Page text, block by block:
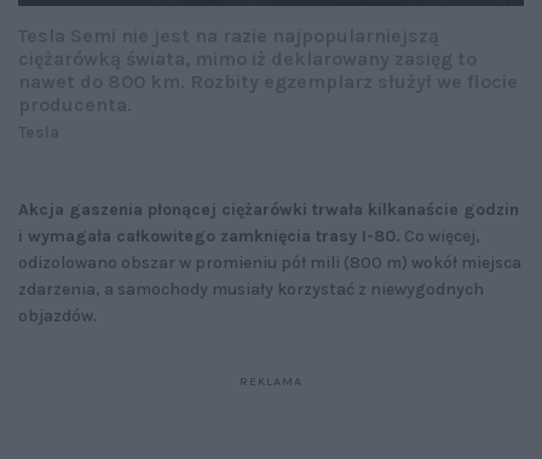
Akcja gaszenia płonącej ciężarówki trwała kilkanaście godzin
i wymagała całkowitego zamknięcia trasy I-80. Co więcej,
odizolowano obszar w promieniu pół mili (800 m) wokół miejsca
zdarzenia, a samochody musiały korzystać z niewygodnych
objazdów.